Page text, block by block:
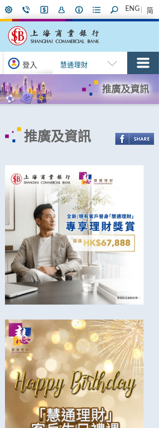
ENG 简
登入 慧通理財
推廣及資訊
推廣及資訊